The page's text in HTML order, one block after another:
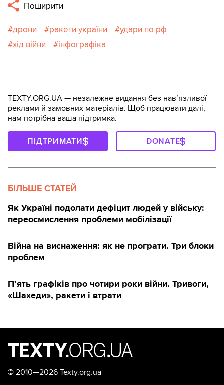
Поширити
дрони ракети україни
удари по рф
хід війни
інфографіка
TEXTY.ORG.UA — незалежне видання без навʼязливої
реклами й замовних матеріалів. Щоб працювати далі,
нам потрібна ваша підтримка.
ПІДТРИМАТИ DONATE
БІЛЬШЕ СТАТЕЙ
Як Україні подолати дефіцит людей у війську:
переосмислення проблеми мобілізації
Війна на виснаження: як не програти. Три блоки
проблем
П’ять графіків про чотири роки війни. Тривоги,
«Шахеди», ракети і втрати
© 2010—2026 Texty.org.ua